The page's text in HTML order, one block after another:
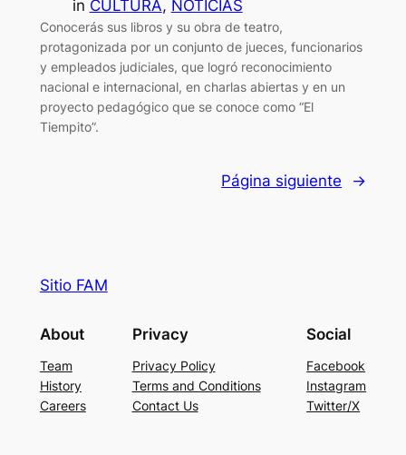
in CULTURA, NOTICIAS
Conocerás sus libros y su obra de teatro,
protagonizada por un conjunto de jueces, funcionarios
y empleados judiciales, que logró reconocimiento
nacional e internacional, en charlas abiertas y en un
proyecto pedagógico que se conoce como “El
Tiempito”.
Página siguiente →
Sitio FAM
About
Team
History
Careers
Privacy
Privacy Policy
Terms and Conditions
Contact Us
Social
Facebook
Instagram
Twitter/X